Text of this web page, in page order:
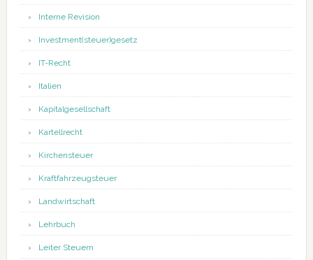
Interne Revision
Investment(steuer)gesetz
IT-Recht
Italien
Kapitalgesellschaft
Kartellrecht
Kirchensteuer
Kraftfahrzeugsteuer
Landwirtschaft
Lehrbuch
Leiter Steuern